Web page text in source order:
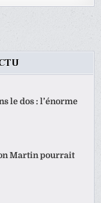
le dos : l’énorme
Martin pourrait